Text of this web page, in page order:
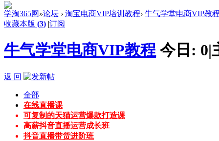
学淘365网 »论坛 › 淘宝电商VIP培训教程› 牛气学堂电商VIP教
收藏本版 (3) |订阅
牛气学堂电商VIP教程 今日: 0|
返 回
全部
在线直播课
可复制的天猫运营爆款打造课
高薪抖音直播运营成长班
抖音直播带货进阶班